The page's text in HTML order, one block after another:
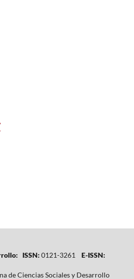
ISSN: 0121-3261
E-ISSN:
de Ciencias Sociales y Desarrollo